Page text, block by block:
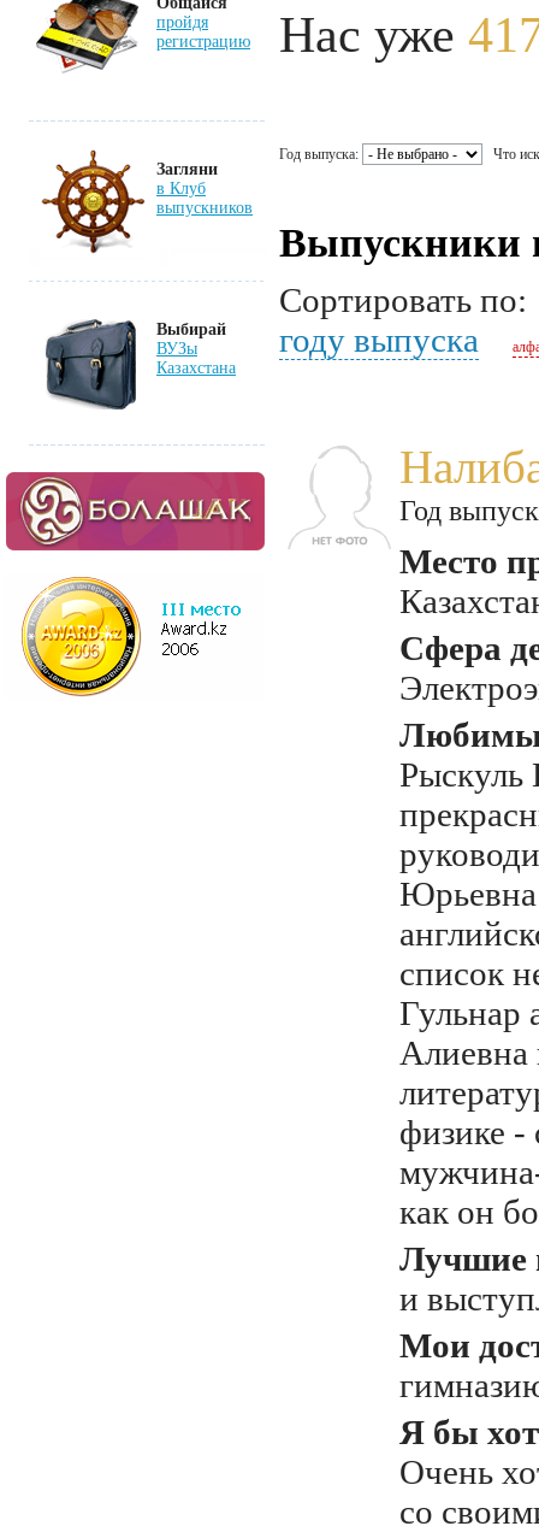
пройдя
регистрацию
Загляни
в Клуб
выпускников
Выбирай
ВУЗы
Казахстана
Нас уже
Год выпуска: Что
Выпускники
Сортировать
году выпуска
Год
Место
Сфера
Рыскуль
список
Гульнар
Алиевна
физике
как он
Лучшие
и
Мои
Я бы
Очень
со